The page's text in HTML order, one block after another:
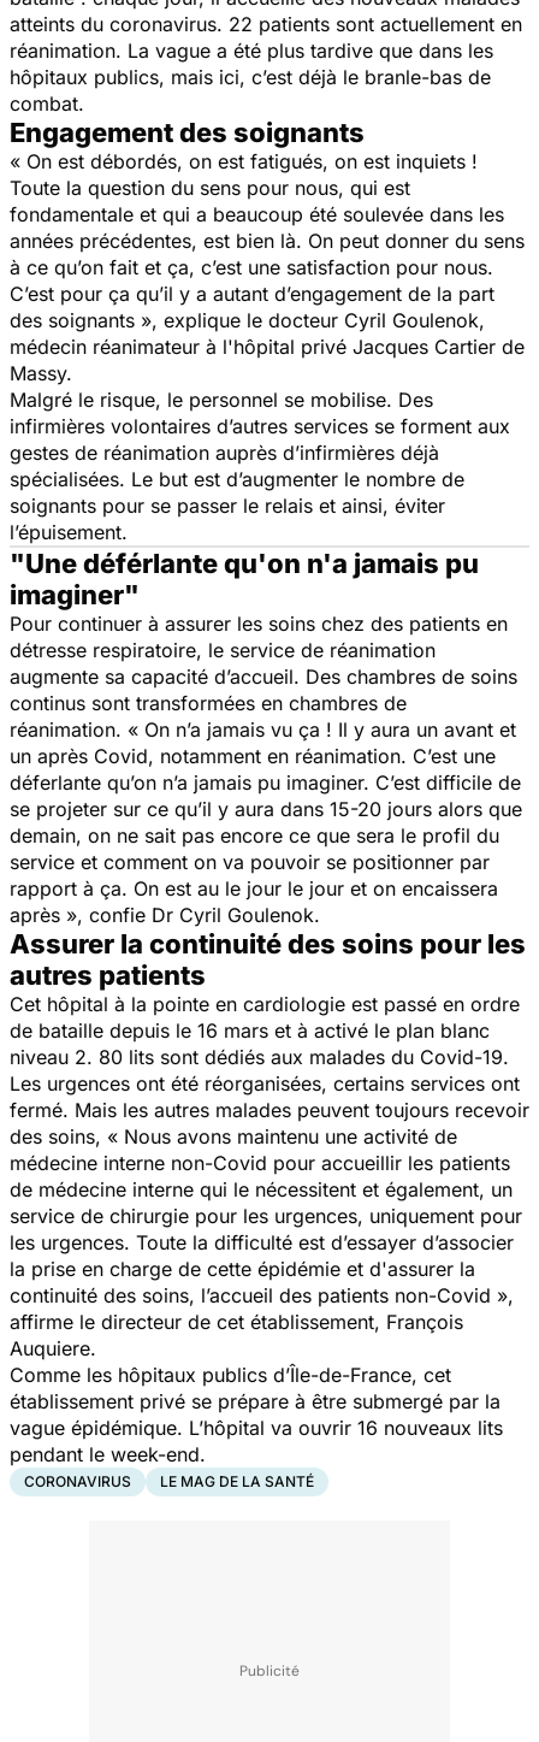
atteints du coronavirus. 22 patients sont actuellement en
réanimation. La vague a été plus tardive que dans les
hôpitaux publics, mais ici, c’est déjà le branle-bas de
combat.
Engagement des soignants
« On est débordés, on est fatigués, on est inquiets !
Toute la question du sens pour nous, qui est
fondamentale et qui a beaucoup été soulevée dans les
années précédentes, est bien là. On peut donner du sens
à ce qu’on fait et ça, c’est une satisfaction pour nous.
C’est pour ça qu’il y a autant d’engagement de la part
des soignants », explique le docteur Cyril Goulenok,
médecin réanimateur à l'hôpital privé Jacques Cartier de
Massy.
Malgré le risque, le personnel se mobilise. Des
infirmières volontaires d’autres services se forment aux
gestes de réanimation auprès d’infirmières déjà
spécialisées. Le but est d’augmenter le nombre de
soignants pour se passer le relais et ainsi, éviter
l’épuisement.
"Une déférlante qu'on n'a jamais pu
imaginer"
Pour continuer à assurer les soins chez des patients en
détresse respiratoire, le service de réanimation
augmente sa capacité d’accueil. Des chambres de soins
continus sont transformées en chambres de
réanimation. « On n’a jamais vu ça ! Il y aura un avant et
un après Covid, notamment en réanimation. C’est une
déferlante qu’on n’a jamais pu imaginer. C’est difficile de
se projeter sur ce qu’il y aura dans 15-20 jours alors que
demain, on ne sait pas encore ce que sera le profil du
service et comment on va pouvoir se positionner par
rapport à ça. On est au le jour le jour et on encaissera
après », confie Dr Cyril Goulenok.
Assurer la continuité des soins pour les
autres patients
Cet hôpital à la pointe en cardiologie est passé en ordre
de bataille depuis le 16 mars et à activé le plan blanc
niveau 2. 80 lits sont dédiés aux malades du Covid-19.
Les urgences ont été réorganisées, certains services ont
fermé. Mais les autres malades peuvent toujours recevoir
des soins, « Nous avons maintenu une activité de
médecine interne non-Covid pour accueillir les patients
de médecine interne qui le nécessitent et également, un
service de chirurgie pour les urgences, uniquement pour
les urgences. Toute la difficulté est d’essayer d’associer
la prise en charge de cette épidémie et d'assurer la
continuité des soins, l’accueil des patients non-Covid »,
affirme le directeur de cet établissement, François
Auquiere.
Comme les hôpitaux publics d’Île-de-France, cet
établissement privé se prépare à être submergé par la
vague épidémique. L’hôpital va ouvrir 16 nouveaux lits
pendant le week-end.
CORONAVIRUS LE MAG DE LA SANTÉ